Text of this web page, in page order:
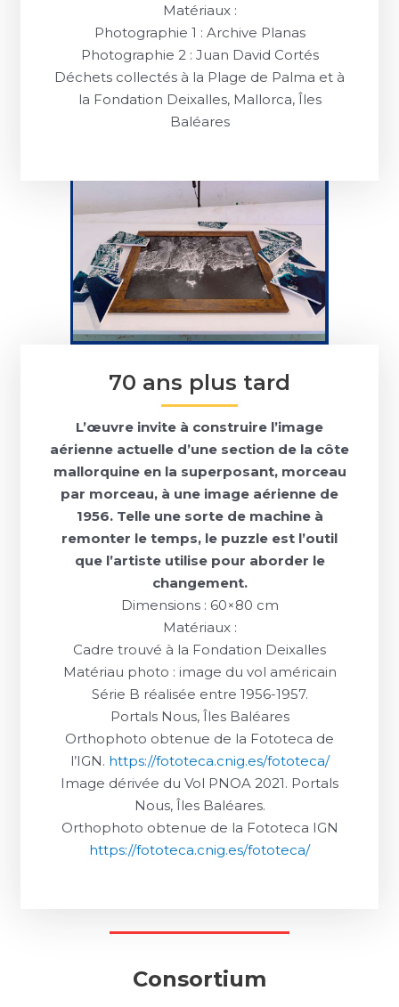
Matériaux :
Photographie 1 : Archive Planas
Photographie 2 : Juan David Cortés
Déchets collectés à la Plage de Palma et à
la Fondation Deixalles, Mallorca, Îles
Baléares
70 ans plus tard
L’œuvre invite à construire l’image
aérienne actuelle d’une section de la côte
mallorquine en la superposant, morceau
par morceau, à une image aérienne de
1956. Telle une sorte de machine à
remonter le temps, le puzzle est l’outil
que l’artiste utilise pour aborder le
changement.
Dimensions : 60×80 cm
Matériaux :
Cadre trouvé à la Fondation Deixalles
Matériau photo : image du vol américain
Série B réalisée entre 1956-1957.
Portals Nous, Îles Baléares
Orthophoto obtenue de la Fototeca de
l’IGN. https://fototeca.cnig.es/fototeca/
Image dérivée du Vol PNOA 2021. Portals
Nous, Îles Baléares.
Orthophoto obtenue de la Fototeca IGN
https://fototeca.cnig.es/fototeca/
Consortium